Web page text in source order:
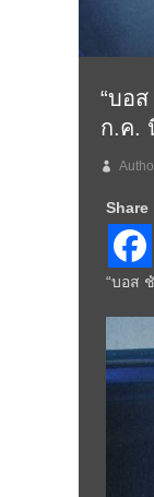
“บอ
ก.ค.
Share
“บอส